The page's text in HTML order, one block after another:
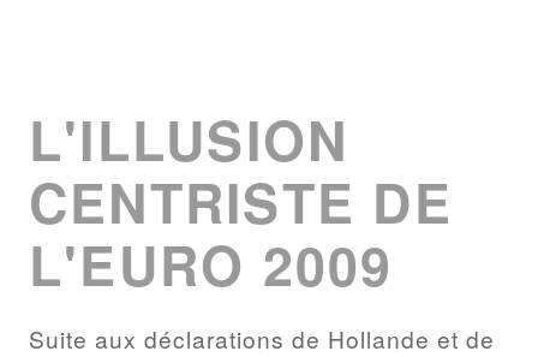
L'ILLUSION
CENTRISTE DE
L'EURO 2009
Suite aux déclarations de Hollande et de